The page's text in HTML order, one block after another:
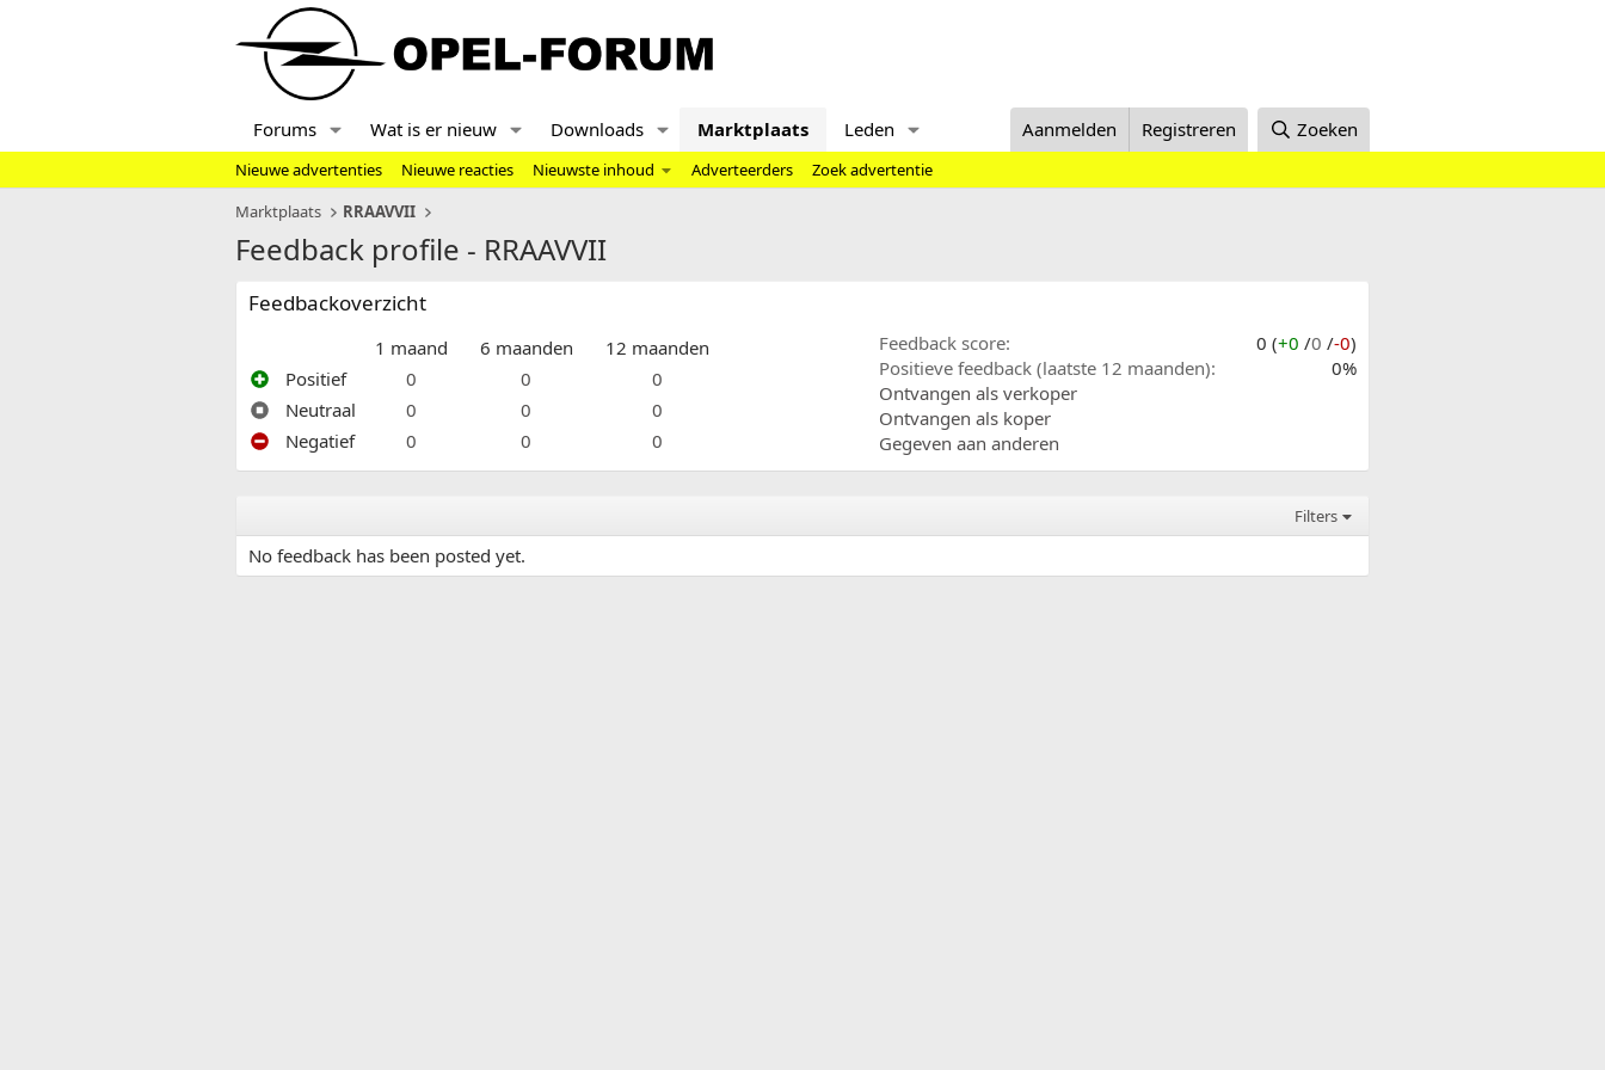
Forums Wat is er nieuw Downloads Marktplaats Leden Aanmelden Registreren Zoeken
Nieuwe advertenties Nieuwe reacties Nieuwste inhoud Adverteerders
Zoek advertentie
Marktplaats
RRAAVVII
Feedback profile - RRAAVVII
Feedbackoverzicht
1 maand 6 maanden
12 maanden
Positief
0 0
0
Neutraal
0 0
0
Negatief
0 0 0
Feedback score 0 (+0 /0 /-0)
Positieve feedback (laatste 12 maanden)
0%
Ontvangen als verkoper
Ontvangen als koper
Gegeven aan anderen
Filters
No feedback has been posted yet.